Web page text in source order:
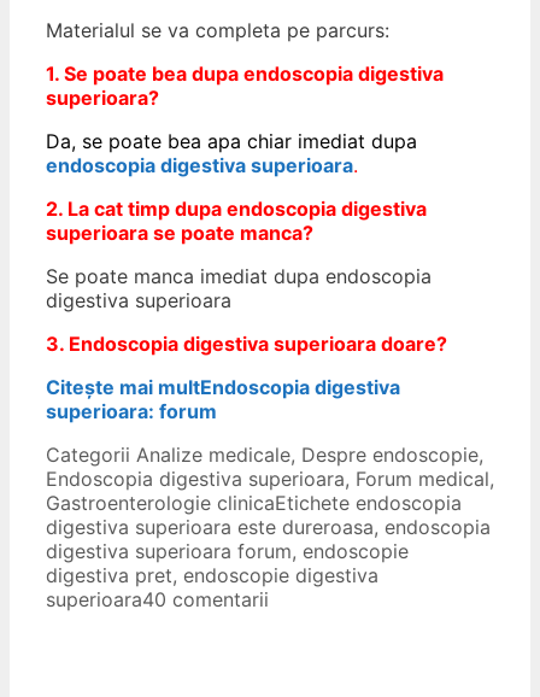
Materialul se va completa pe parcurs:
1. Se poate bea dupa endoscopia digestiva
superioara?
Da, se poate bea apa chiar imediat dupa
endoscopia digestiva superioara.
2. La cat timp dupa endoscopia digestiva
superioara se poate manca?
Se poate manca imediat dupa endoscopia
digestiva superioara
3. Endoscopia digestiva superioara doare?
Citește mai multEndoscopia digestiva
superioara: forum
Categorii Analize medicale, Despre endoscopie,
Endoscopia digestiva superioara, Forum medical,
Gastroenterologie clinicaEtichete endoscopia
digestiva superioara este dureroasa, endoscopia
digestiva superioara forum, endoscopie
digestiva pret, endoscopie digestiva
superioara40 comentarii